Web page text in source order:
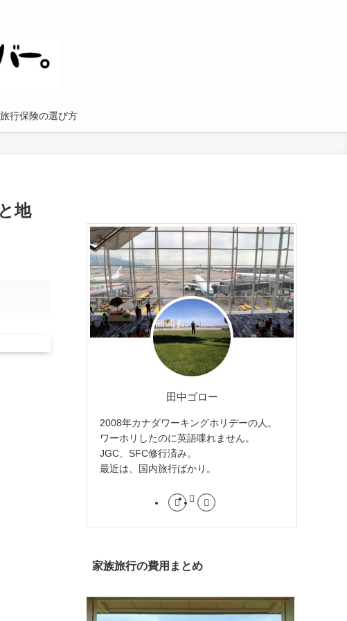
行保険の選び方
地
田中ゴロー
2008年カナダワーキングホリデーの人。
ワーホリしたのに英語喋れません。
JGC、SFC修行済み。
最近は、国内旅行ばかり。
家族旅行の費用まとめ